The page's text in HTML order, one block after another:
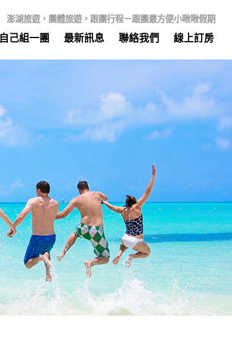
澎湖旅遊，團體旅遊，跟團行程－跟團最方便小啾啾假期
自己組一團 最新訊息 聯絡我們 線上訂房